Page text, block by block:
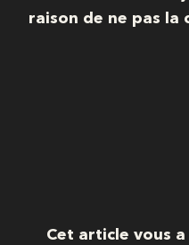
raison de ne pas la
Cet article vous